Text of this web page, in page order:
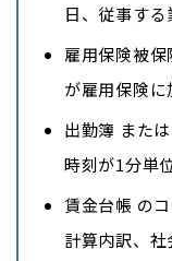
日、従事する
雇用保険被
が雇用保険に
出勤簿 また
時刻が1分単
賃金台帳 の
計算内訳、